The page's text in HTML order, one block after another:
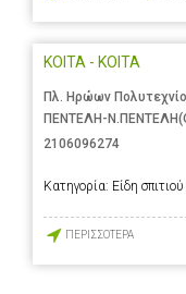
ΚΟΙΤΑ - ΚΟΙΤΑ
Πλ. Ηρώων
ΠΕΝΤΕΛΗ-
2106096274
Κατηγορία: Είδη
ΠΕΡΙΣΣΟΤΕΡΑ